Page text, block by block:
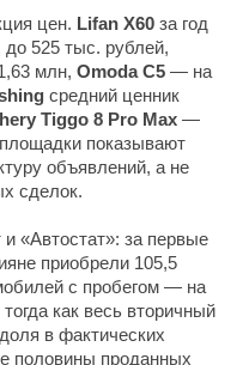
цен. Lifan X60 за год
525 тыс. рублей,
млн, Omoda C5 — на
средний ценник
Tiggo 8 Pro Max —
показывают
объявлений, а не
сделок.
«Автостат»: за первые
приобрели 105,5
с пробегом — на
как весь вторичный
в фактических
половины проданных